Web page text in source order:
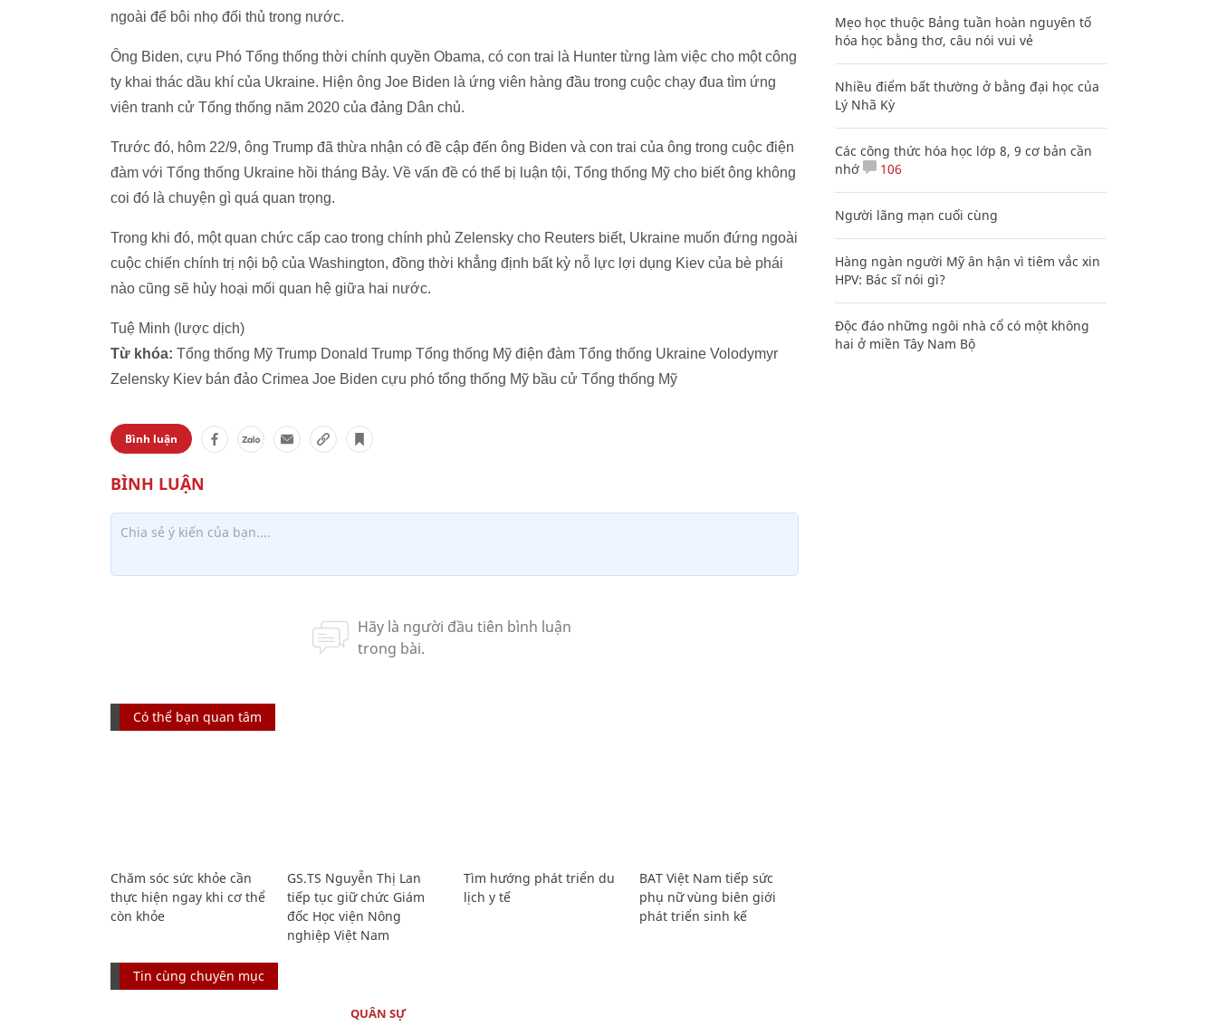
ngoài để bôi nhọ đối thủ trong nước.
Ông Biden, cựu Phó Tổng thống thời chính quyền Obama, có con trai là Hunter từng làm việc cho một công
ty khai thác dầu khí của Ukraine. Hiện ông Joe Biden là ứng viên hàng đầu trong cuộc chạy đua tìm ứng
viên tranh cử Tổng thống năm 2020 của đảng Dân chủ.
Trước đó, hôm 22/9, ông Trump đã thừa nhận có đề cập đến ông Biden và con trai của ông trong cuộc điện
đàm với Tổng thống Ukraine hồi tháng Bảy. Về vấn đề có thể bị luận tội, Tổng thống Mỹ cho biết ông không
coi đó là chuyện gì quá quan trọng.
Trong khi đó, một quan chức cấp cao trong chính phủ Zelensky cho Reuters biết, Ukraine muốn đứng ngoài
cuộc chiến chính trị nội bộ của Washington, đồng thời khẳng định bất kỳ nỗ lực lợi dụng Kiev của bè phái
nào cũng sẽ hủy hoại mối quan hệ giữa hai nước.
Tuệ Minh (lược dịch)
Từ khóa: Tổng thống Mỹ Trump Donald Trump Tổng thống Mỹ điện đàm Tổng thống Ukraine Volodymyr
Zelensky Kiev bán đảo Crimea Joe Biden cựu phó tổng thống Mỹ bầu cử Tổng thống Mỹ
Bình luận
Có thể bạn quan tâm
Chăm sóc sức khỏe cần
thực hiện ngay khi cơ thể
còn khỏe
GS.TS Nguyễn Thị Lan
tiếp tục giữ chức Giám
đốc Học viện Nông
nghiệp Việt Nam
Tìm hướng phát triển du
lịch y tế
BAT Việt Nam tiếp sức
phụ nữ vùng biên giới
phát triển sinh kế
Tin cùng chuyên mục
QUÂN SỰ
Mẹo học thuộc Bảng tuần hoàn nguyên tố
hóa học bằng thơ, câu nói vui vẻ
Nhiều điểm bất thường ở bằng đại học của
Lý Nhã Kỳ
Các công thức hóa học lớp 8, 9 cơ bản cần
nhớ
106
Người lãng mạn cuối cùng
Hàng ngàn người Mỹ ân hận vì tiêm vắc xin
HPV: Bác sĩ nói gì?
Độc đáo những ngôi nhà cổ có một không
hai ở miền Tây Nam Bộ